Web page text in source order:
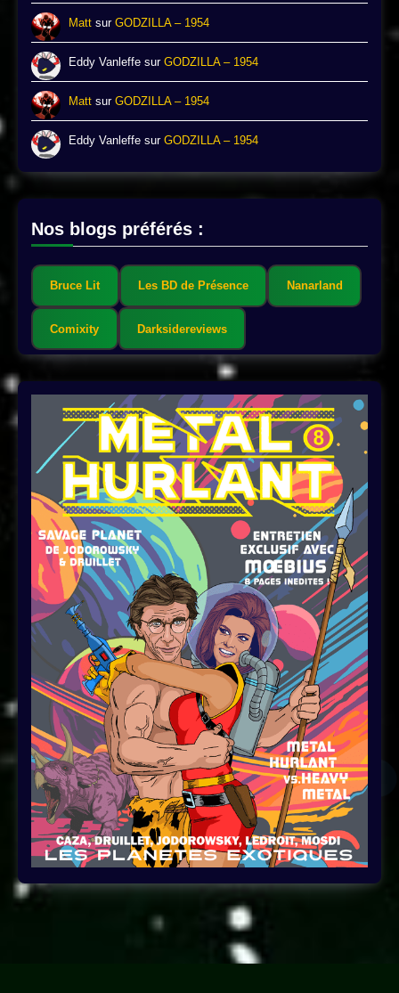
Matt surGODZILLA – 1954
Eddy Vanleffe surGODZILLA – 1954
Matt surGODZILLA – 1954
Eddy Vanleffe surGODZILLA – 1954
Nos blogs préférés :
Bruce Lit Les BD de Présence Nanarland
Comixity Darksidereviews